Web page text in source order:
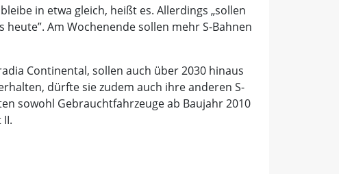
in etwa gleich, heißt es. Allerdings „sollen
Am Wochenende sollen mehr S-Bahnen
Continental, sollen auch über 2030 hinaus
dürfte sie zudem auch ihre anderen S-
sowohl Gebrauchtfahrzeuge ab Baujahr 2010